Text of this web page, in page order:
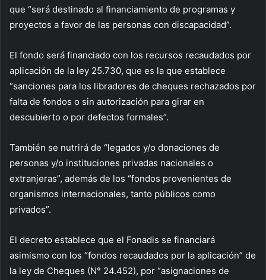
que “será destinado al financiamiento de programas y
proyectos a favor de las personas con discapacidad”.
El fondo será financiado con los recursos recaudados por
aplicación de la ley 25.730, que es la que establece
“sanciones para los libradores de cheques rechazados por
falta de fondos o sin autorización para girar en
descubierto o por defectos formales”.
También se nutrirá de “legados y/o donaciones de
personas y/o instituciones privadas nacionales o
extranjeras”, además de los “fondos provenientes de
organismos internacionales, tanto públicos como
privados”.
El decreto establece que el Fonadis se financiará
asimismo con los “fondos recaudados por la aplicación” de
la ley de Cheques (N° 24.452), por “asignaciones de